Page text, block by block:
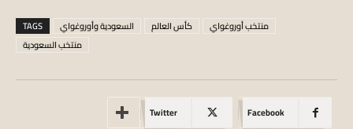
TAGS السعودية وأوروغواي كأس العالم
منتخب أوروغواي
منتخب السعودية
Facebook
Twitter